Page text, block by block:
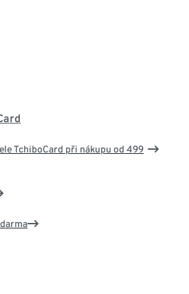
TchiboCard při nákupu od 499